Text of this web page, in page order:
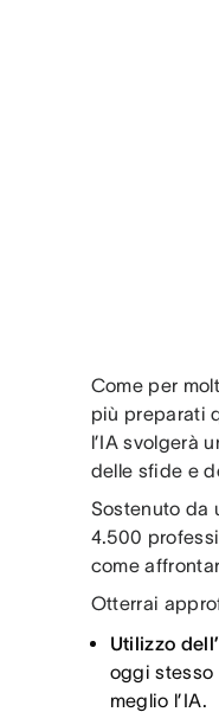
Come per
più preparati
l’IA svolgerà
delle sfide e
Sostenuto da
4.500
come
Otterrai
Utilizzo
oggi stesso
meglio l’IA.